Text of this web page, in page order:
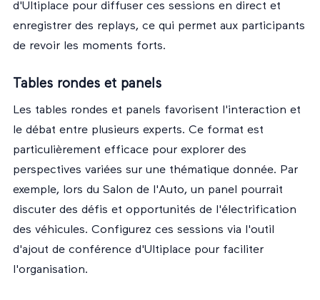
d'Ultiplace pour diffuser ces sessions en direct et
enregistrer des replays, ce qui permet aux participants
de revoir les moments forts.
Tables rondes et panels
Les tables rondes et panels favorisent l'interaction et
le débat entre plusieurs experts. Ce format est
particulièrement efficace pour explorer des
perspectives variées sur une thématique donnée. Par
exemple, lors du Salon de l'Auto, un panel pourrait
discuter des défis et opportunités de l'électrification
des véhicules. Configurez ces sessions via
l'outil
d'ajout de conférence d'Ultiplace pour faciliter
l'organisation.